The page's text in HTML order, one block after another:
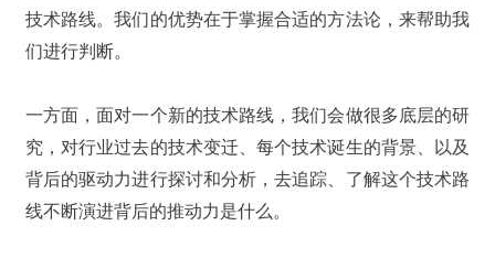
技术路线。我们的优势在于掌握合适的方法论，来帮助我
们进行判断。
一方面，面对一个新的技术路线，我们会做很多底层的研
究，对行业过去的技术变迁、每个技术诞生的背景、以及
背后的驱动力进行探讨和分析，去追踪、了解这个技术路
线不断演进背后的推动力是什么。